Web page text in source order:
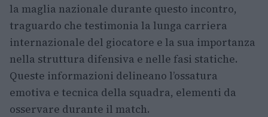
la maglia nazionale durante questo incontro,
traguardo che testimonia la lunga carriera
internazionale del giocatore e la sua importanza
nella struttura difensiva e nelle fasi statiche.
Queste informazioni delineano l’ossatura
emotiva e tecnica della squadra, elementi da
osservare durante il match.